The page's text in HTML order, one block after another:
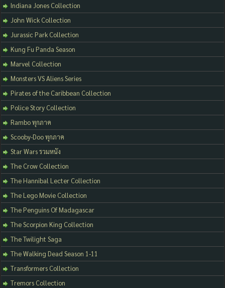
Indiana Jones Collection
John Wick Collection
Jurassic Park Collection
Kung Fu Panda Season
Marvel Collection
Monsters VS Aliens Series
Pirates of the Caribbean Collection
Police Story Collection
Rambo ทุกภาค
Scooby-Doo ทุกภาค
Star Wars รวมหนัง
The Crow Collection
The Hannibal Lecter Collection
The Lego Movie Collection
The Penguins Of Madagascar
The Scorpion King Collection
The Twilight Saga
The Walking Dead Season 1-11
Transformers Collection
Tremors Collection